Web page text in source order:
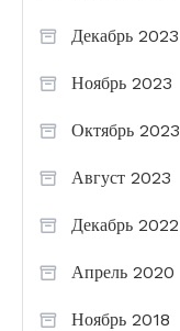
Декабрь 2023
Ноябрь 2023
Октябрь 2023
Август 2023
Декабрь 2022
Апрель 2020
Ноябрь 2018